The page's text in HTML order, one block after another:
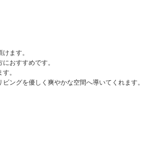
ます。
おすすめです。
。
ングを優しく爽やかな空間へ導いてくれます。